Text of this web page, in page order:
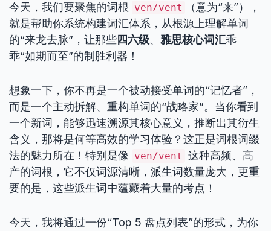
今天，我们要聚焦的词根 ven/vent
（意为“来”），
就是帮助你系统构建词汇体系，从根源上理解单词
的“来龙去脉”，让那些四六级、 雅思核心词汇乖
乖“如期而至”的制胜利器！
想象一下，你不再是一个被动接受单词的“记忆者”，
而是一个主动拆解、重构单词的“战略家”。当你看到
一个新词，能够迅速溯源其核心意义，推断出其衍生
含义，那将是何等高效的学习体验？这正是词根词缀
法的魅力所在！特别是像
ven/vent 这种高频、高
产的词根，它不仅词源清晰，派生词数量庞大，更重
要的是，这些派生词中蕴藏着大量的考点！
今天，我将通过一份“Top 5 盘点列表”的形式，为你